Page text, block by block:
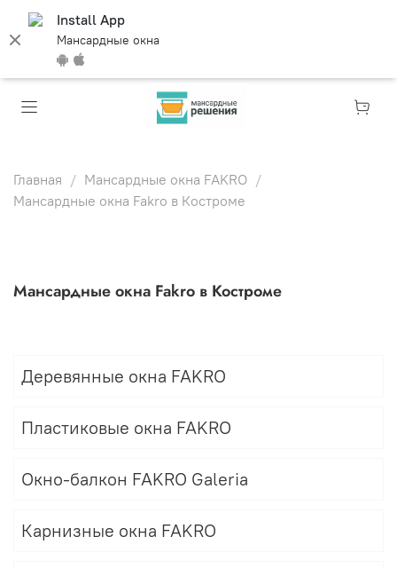
Install App
Мансардные окна
Главная
Мансардные окна FAKRO
Мансардные окна Fakro в Костроме
Мансардные окна Fakro в Костроме
Деревянные окна FAKRO
Пластиковые окна FAKRO
Окно-балкон FAKRO Galeria
Карнизные окна FAKRO